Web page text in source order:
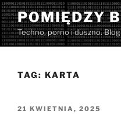
Przejdź
do
treści
POMIĘDZY
Techno, porno i duszno.
TAG: KARTA
OPUBLIKOWANE
21 KWIETNIA, 2025